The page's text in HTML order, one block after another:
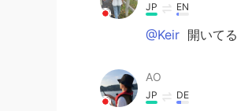
JP EN
@Keir 開いて
AO
JP DE